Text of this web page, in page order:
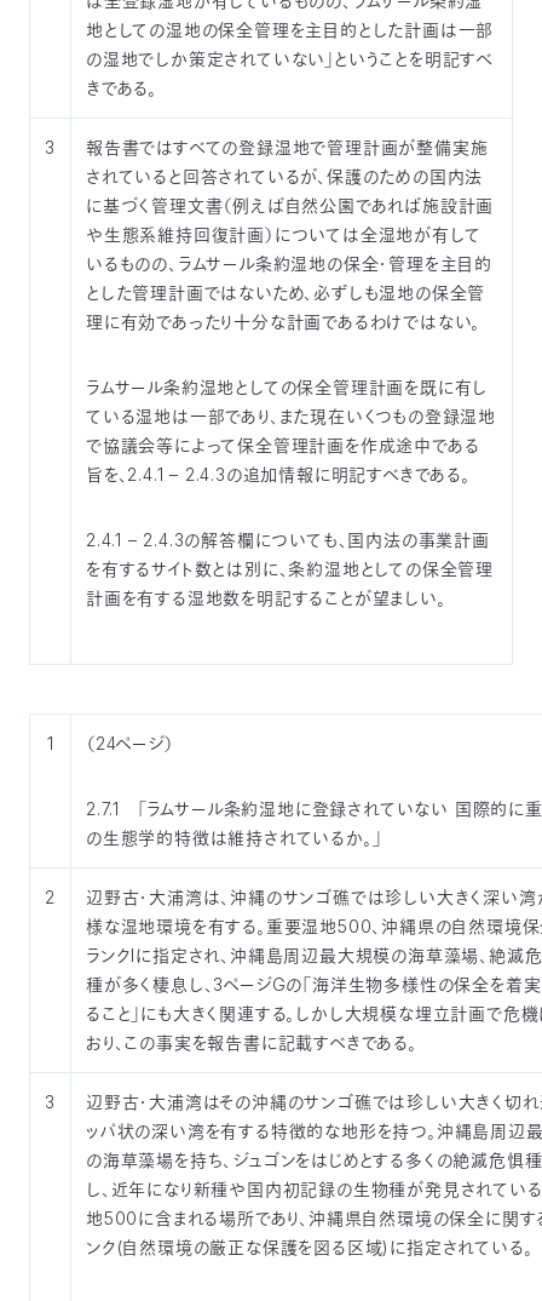
地としての湿地の保全管理を主目的とした計画は一部
の湿地でしか策定されていない」ということを明記すべ
きである。
3
報告書ではすべての登録湿地で管理計画が整備実施
されていると回答されているが、保護のための国内法
に基づく管理文書（例えば自然公園であれば施設計画
や生態系維持回復計画）については全湿地が有して
いるものの、ラムサール条約湿地の保全・管理を主目的
とした管理計画ではないため、必ずしも湿地の保全管
理に有効であったり十分な計画であるわけではない。
ラムサール条約湿地としての保全管理計画を既に有し
ている湿地は一部であり、また現在いくつもの登録湿地
で協議会等によって保全管理計画を作成途中である
旨を、2.4.1 – 2.4.3の追加情報に明記すべきである。
2.4.1 – 2.4.3の解答欄についても、国内法の事業計画
を有するサイト数とは別に、条約湿地としての保全管理
計画を有する湿地数を明記することが望ましい。
1 （24ページ）
2.7.1 「ラムサール条約湿地に登録されていない 国際的に
の生態学的特徴は維持されているか。」
2
辺野古・大浦湾は、沖縄のサンゴ礁では珍しい大きく深い湾
様な湿地環境を有する。重要湿地500、沖縄県の自然環境
ランクIに指定され、沖縄島周辺最大規模の海草藻場、絶滅
種が多く棲息し、3ページGの「海洋生物多様性の保全を着
ること」にも大きく関連する。しかし大規模な埋立計画で危
おり、この事実を報告書に記載すべきである。
3
辺野古・大浦湾はその沖縄のサンゴ礁では珍しい大きく切れ
ッパ状の深い湾を有する特徴的な地形を持つ。沖縄島周辺
の海草藻場を持ち、ジュゴンをはじめとする多くの絶滅危惧
し、近年になり新種や国内初記録の生物種が発見されてい
地500に含まれる場所であり、沖縄県自然環境の保全に関す
ンク(自然環境の厳正な保護を図る区域)に指定されている。